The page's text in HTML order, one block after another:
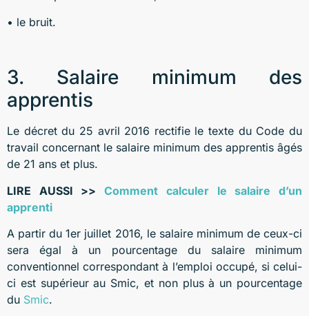
• le bruit.
3. Salaire minimum des
apprentis
Le décret du 25 avril 2016 rectifie le texte du Code du
travail concernant le salaire minimum des apprentis âgés
de 21 ans et plus.
LIRE AUSSI >>Comment calculer le salaire d’un
apprenti
A partir du 1er juillet 2016, le salaire minimum de ceux-ci
sera égal à un pourcentage du salaire minimum
conventionnel correspondant à l’emploi occupé, si celui-
ci est supérieur au Smic, et non plus à un pourcentage
du Smic.